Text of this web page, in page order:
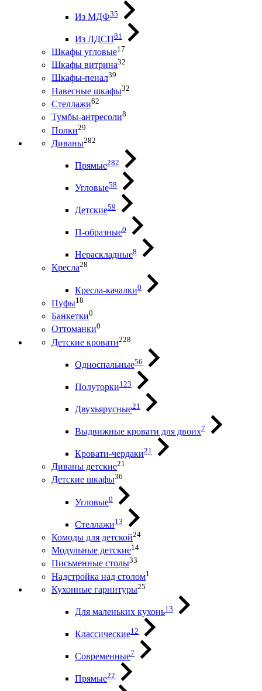
Из МДФ35
Из ЛДСП81
Шкафы угловые17
Шкафы витрина32
Шкафы-пенал39
Навесные шкафы32
Стеллажи62
Тумбы-антресоли8
Полки29
Диваны282
Прямые282
Угловые58
Детские59
П-образные0
Нераскладные8
Кресла28
Кресла-качалки0
Пуфы18
Банкетки0
Оттоманки0
Детские кровати228
Односпальные56
Полуторки123
Двухъярусные21
Выдвижные кровати для двоих7
Кровати-чердаки21
Диваны детские21
Детские шкафы36
Угловые0
Стеллажи13
Комоды для детской24
Модульные детские14
Письменные столы33
Надстройка над столом1
Кухонные гарнитуры25
Для маленьких кухонь13
Классические12
Современные7
Прямые22